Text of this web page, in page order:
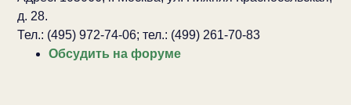
д. 28.
Тел.: (495) 972-74-06; тел.: (499) 261-70-83
Обсудить на форуме